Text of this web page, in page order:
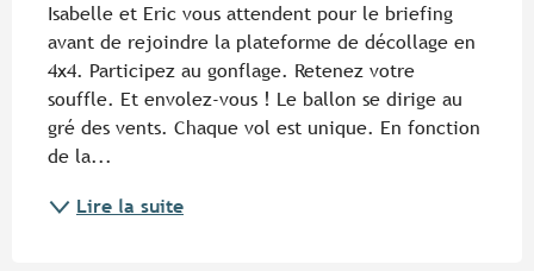
Isabelle et Eric vous attendent pour le briefing
avant de rejoindre la plateforme de décollage en
4x4. Participez au gonflage. Retenez votre
souffle. Et envolez-vous ! Le ballon se dirige au
gré des vents. Chaque vol est unique. En fonction
de la...
Lire la suite